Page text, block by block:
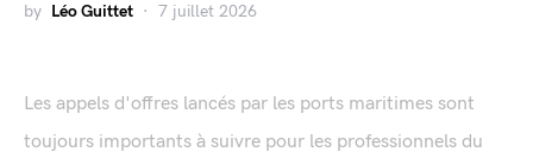
by Léo Guittet 7 juillet 2026
Les appels d'offres lancés par les ports maritimes sont
toujours importants à suivre pour les professionnels du